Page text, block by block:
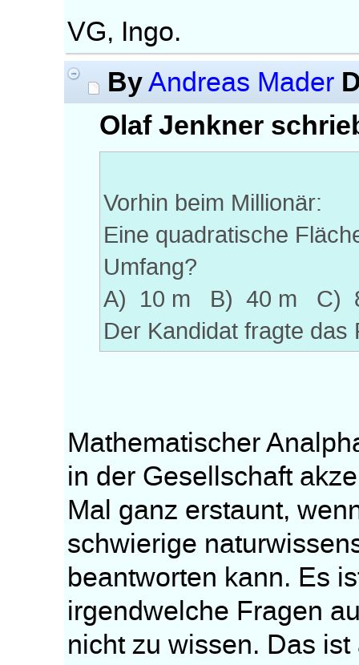
VG, Ingo.
ByAndreas Mader
Olaf Jenkner
Vorhin beim Millionär:
Eine quadratische
Umfang?
A) 10 m B) 40 m C)
Der Kandidat fragte das
Mathematischer
in der Gesellschaft
Mal ganz erstaunt,
schwierige
beantworten kann. Es
irgendwelche Fragen
nicht zu wissen. Das